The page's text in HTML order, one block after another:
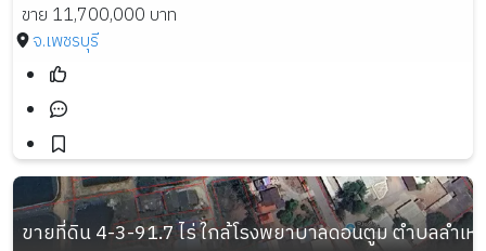
ขาย 11,700,000 บาท
จ.เพชรบุรี
ขายที่ดิน 4-3-91.7 ไร่ ใกล้โรงพยาบาลดอนตูม ตำบลลำเ